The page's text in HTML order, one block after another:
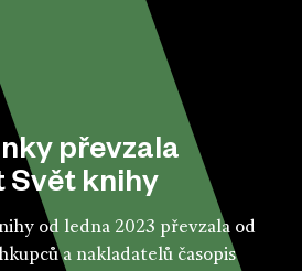
převzala
Svět knihy
od ledna 2023 převzala od
a nakladatelů časopis